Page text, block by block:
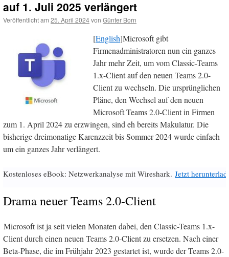
auf 1. Juli 2025 verlängert
Veröffentlicht am 25. April 2024von Günter Born
[English]Microsoft gibt
Firmenadministratoren nun ein ganzes
Jahr mehr Zeit, um vom Classic-Teams
1.x-Client auf den neuen Teams 2.0-
Client zu wechseln. Die ursprünglichen
Pläne, den Wechsel auf den neuen
Microsoft Teams 2.0-Client in Firmen
zum 1. April 2024 zu erzwingen, sind eh bereits Makulatur. Die
bisherige dreimonatige Karenzzeit bis Sommer 2024 wurde einfach
um ein ganzes Jahr verlängert.
Kostenloses eBook: Netzwerkanalyse mit Wireshark. Jetzt
Drama neuer Teams 2.0-Client
Microsoft ist ja seit vielen Monaten dabei, den Classic-Teams 1.x-
Client durch einen neuen Teams 2.0-Client zu ersetzen. Nach einer
Beta-Phase, die im Frühjahr 2023 gestartet ist, wurde der Teams 2.0-